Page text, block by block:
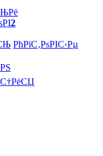
2
РћРїС‚РѕРІС‹Рµ